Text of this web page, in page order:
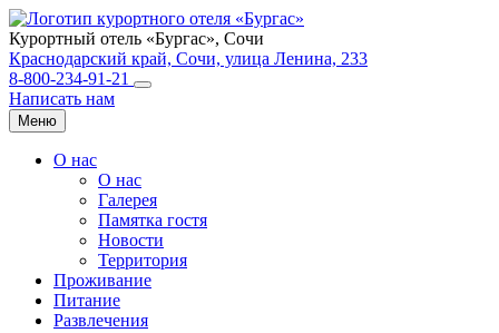
Курортный отель «Бургас», Сочи
Краснодарский край, Сочи, улица Ленина, 233
8-800-234-91-21
Написать нам
Меню
О нас
О нас
Галерея
Памятка гостя
Новости
Территория
Проживание
Питание
Развлечения